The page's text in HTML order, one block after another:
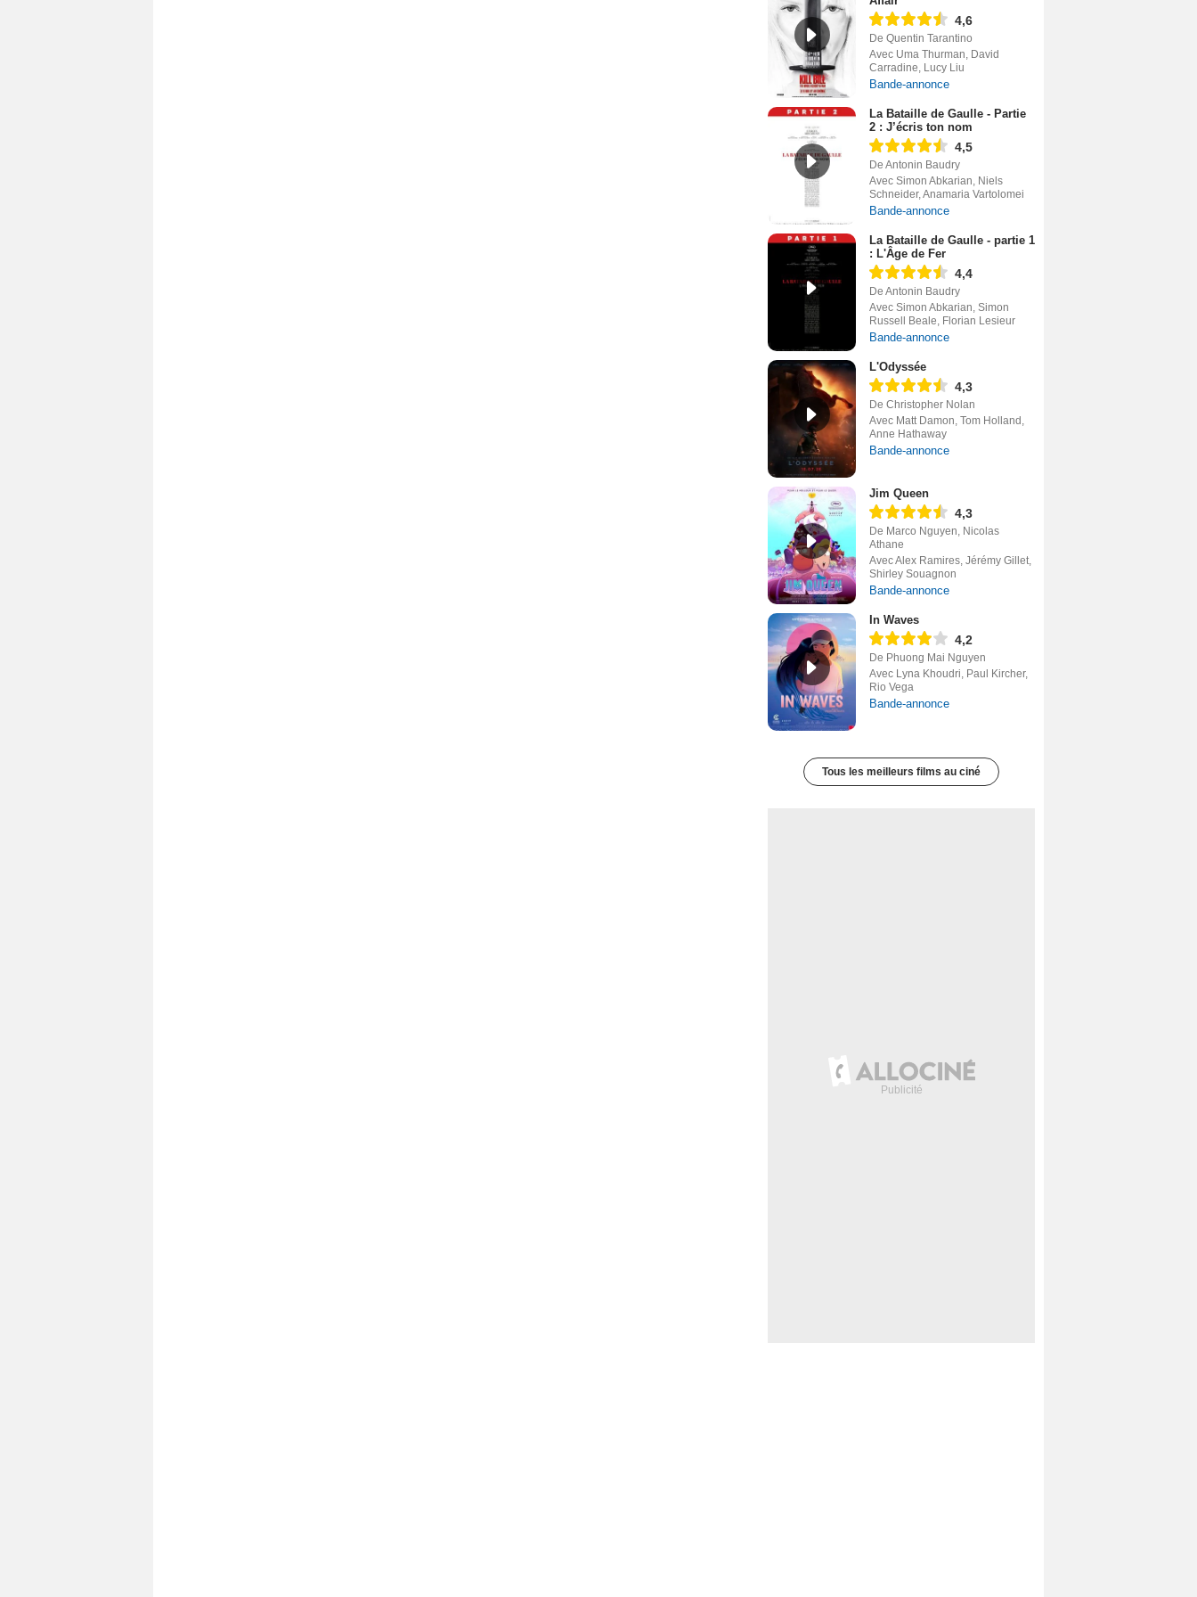
4,6
De Quentin Tarantino
Avec Uma Thurman, David
Carradine, Lucy Liu
Bande-annonce
La Bataille de Gaulle - Partie
2 : J’écris ton nom
4,5
De Antonin Baudry
Avec Simon Abkarian, Niels
Schneider, Anamaria Vartolomei
Bande-annonce
La Bataille de Gaulle - partie 1
: L'Âge de Fer
4,4
De Antonin Baudry
Avec Simon Abkarian, Simon
Russell Beale, Florian Lesieur
Bande-annonce
L'Odyssée
4,3
De Christopher Nolan
Avec Matt Damon, Tom Holland,
Anne Hathaway
Bande-annonce
Jim Queen
4,3
De Marco Nguyen, Nicolas
Athane
Avec Alex Ramires, Jérémy Gillet,
Shirley Souagnon
Bande-annonce
In Waves
4,2
De Phuong Mai Nguyen
Avec Lyna Khoudri, Paul Kircher,
Rio Vega
Bande-annonce
Tous les meilleurs films au ciné